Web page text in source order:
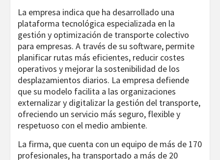
La empresa indica que ha desarrollado una
plataforma tecnológica especializada en la
gestión y optimización de transporte colectivo
para empresas. A través de su software, permite
planificar rutas más eficientes, reducir costes
operativos y mejorar la sostenibilidad de los
desplazamientos diarios. La empresa defiende
que su modelo facilita a las organizaciones
externalizar y digitalizar la gestión del transporte,
ofreciendo un servicio más seguro, flexible y
respetuoso con el medio ambiente.
La firma, que cuenta con un equipo de más de 170
profesionales, ha transportado a más de 20